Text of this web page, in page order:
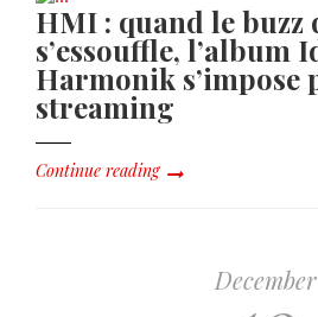
HMI : quand le buzz
s’essouffle, l’album
Harmonik s’impose
streaming
Continue reading
December